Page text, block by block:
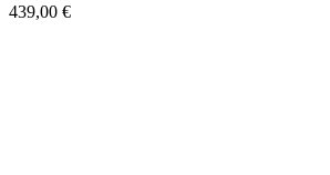
439,00 €